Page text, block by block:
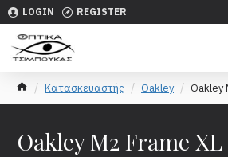
LOGIN REGISTER
Κατασκευαστής Oakley Oakley
Oakley M2 Frame XL